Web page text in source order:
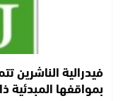
فيدرالية الناشرين
بمواقفها المبدئية